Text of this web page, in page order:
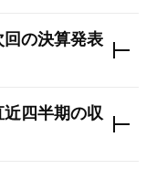
回の決算発表
近四半期の収